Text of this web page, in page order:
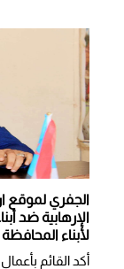
الجفري لموقع
الإرهابية ضد
لأبناء المحافظة
أكد القائم